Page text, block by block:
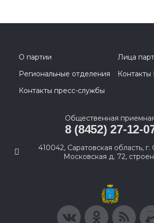
О партии
Лица
Региональные отделения
Контакты пресс-службы
Общественная
8 (8452) 27-12-
410042, Саратовская область, г.
Московская д. 72,